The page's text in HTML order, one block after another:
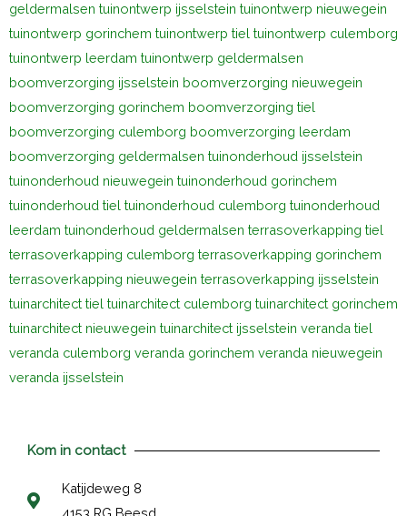
geldermalsen tuinontwerp ijsselstein tuinontwerp nieuwegein
tuinontwerp gorinchem tuinontwerp tiel tuinontwerp culemborg
tuinontwerp leerdam tuinontwerp geldermalsen
boomverzorging ijsselstein boomverzorging nieuwegein
boomverzorging gorinchem boomverzorging tiel
boomverzorging culemborg boomverzorging leerdam
boomverzorging geldermalsen tuinonderhoud ijsselstein
tuinonderhoud nieuwegein tuinonderhoud gorinchem
tuinonderhoud tiel tuinonderhoud culemborg tuinonderhoud
leerdam tuinonderhoud geldermalsen terrasoverkapping tiel
terrasoverkapping culemborg terrasoverkapping gorinchem
terrasoverkapping nieuwegein terrasoverkapping ijsselstein
tuinarchitect tiel tuinarchitect culemborg tuinarchitect gorinchem
tuinarchitect nieuwegein tuinarchitect ijsselstein veranda tiel
veranda culemborg veranda gorinchem veranda nieuwegein
veranda ijsselstein
Kom in contact
Katijdeweg 8